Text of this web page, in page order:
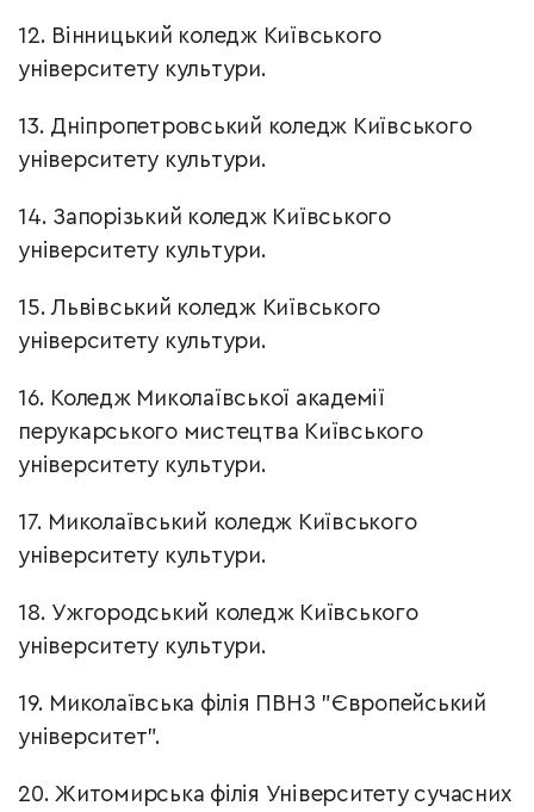
12. Вінницький коледж Київського
університету культури.
13. Дніпропетровський коледж Київського
університету культури.
14. Запорізький коледж Київського
університету культури.
15. Львівський коледж Київського
університету культури.
16. Коледж Миколаївської академії
перукарського мистецтва Київського
університету культури.
17. Миколаївський коледж Київського
університету культури.
18. Ужгородський коледж Київського
університету культури.
19. Миколаївська філія ПВНЗ "Європейський
університет".
20. Житомирська філія Університету сучасних